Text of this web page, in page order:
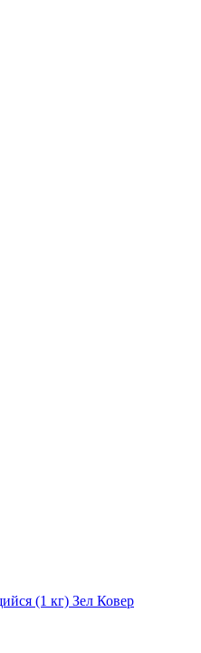
(1 кг) Зел Ковер